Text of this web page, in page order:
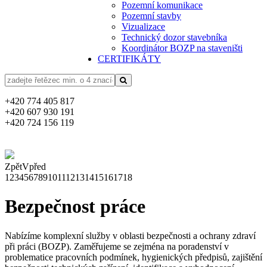
Pozemní komunikace
Pozemní stavby
Vizualizace
Technický dozor stavebníka
Koordinátor BOZP na staveništi
CERTIFIKÁTY
+420 774 405 817
+420 607 930 191
+420 724 156 119
ZpětVpřed
1 23456789101112131415161718
Bezpečnost práce
Nabízíme komplexní služby v oblasti bezpečnosti a ochrany zdraví
při práci (BOZP). Zaměřujeme se zejména na poradenství v
problematice pracovních podmínek, hygienických předpisů, zajištění